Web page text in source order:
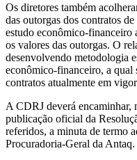
Os diretores também
das outorgas dos contratos
estudo econômico-financeiro
os valores das outorgas. O
desenvolvendo metodologia
econômico-financeiro, a qual
contratos atualmente em
A CDRJ deverá encaminhar,
publicação oficial da
referidos, a minuta de termo
Procuradoria-Geral da Antaq.